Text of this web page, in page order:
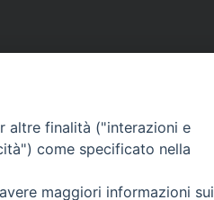
SEGUICI SU
altre finalità ("interazioni e
come specificato nella
maggiori informazioni sui